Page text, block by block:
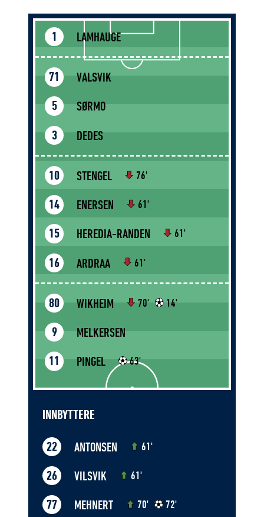
1 LAMHAUGE
71 VALSVIK
5 SØRMO
3 DEDES
10 STENGEL 76'
14 ENERSEN 61'
15 HEREDIA-RANDEN 61'
16 ARDRAA 61'
80 WIKHEIM 70' 14'
9 MELKERSEN
11 PINGEL 63'
INNBYTTERE
22 ANTONSEN 61'
26 VILSVIK 61'
77 MEHNERT 70' 72'